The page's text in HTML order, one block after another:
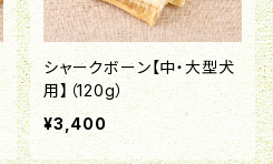
シャークボーン【中・大型犬
用】（120g）
¥3,400